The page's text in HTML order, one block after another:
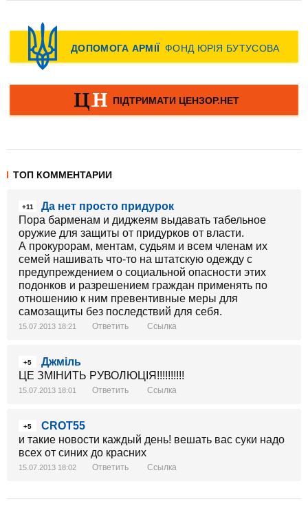
ТОП КОММЕНТАРИИ
+11
Да нет просто придурок
Пора барменам и диджеям выдавать табельное
оружие для защиты от придурков от власти.
А прокурорам, ментам, судьям и всем членам их
семей нашивать что-то на штатскую одежду с
предупреждением о социальной опасности этих
подонков и разрешением граждан применять по
отношению к ним превентивные меры для
самозащиты без последствий для себя.
15.07.2013 18:21 Ответить Ссылка
+5
Джміль
ЦЕ ЗМІНИТЬ РУВОЛЮЦІЯ!!!!!!!!!!
15.07.2013 18:01 Ответить Ссылка
+5
CROT55
и такие новости каждый день! вешать вас суки надо
всех от синих до красних
15.07.2013 18:02 Ответить Ссылка